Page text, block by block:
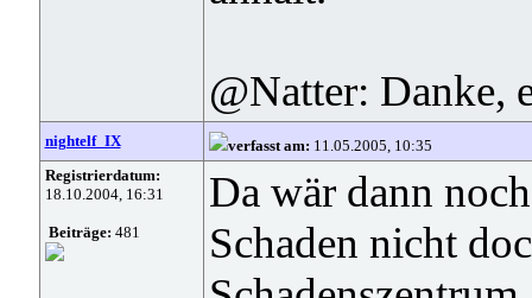
@Natter: Danke,
nightelf_IX verfasst am: 11.05.2005, 10:35
Registrierdatum:
18.10.2004, 16:31
Beiträge: 481
Da wär dann
Schaden nicht